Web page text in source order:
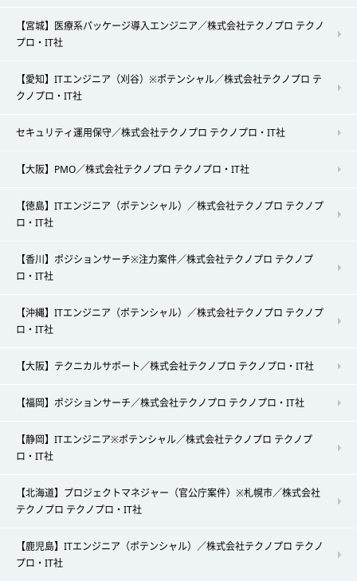
【宮城】医療系パッケージ導入エンジニア／株式会社テクノプロ テクノ
プロ・IT社
【愛知】ITエンジニア（刈谷）※ポテンシャル／株式会社テクノプロ テ
クノプロ・IT社
セキュリティ運用保守／株式会社テクノプロ テクノプロ・IT社
【大阪】PMO／株式会社テクノプロ テクノプロ・IT社
【徳島】ITエンジニア（ポテンシャル）／株式会社テクノプロ テクノプ
ロ・IT社
【香川】ポジションサーチ※注力案件／株式会社テクノプロ テクノプ
ロ・IT社
【沖縄】ITエンジニア（ポテンシャル）／株式会社テクノプロ テクノプ
ロ・IT社
【大阪】テクニカルサポート／株式会社テクノプロ テクノプロ・IT社
【福岡】ポジションサーチ／株式会社テクノプロ テクノプロ・IT社
【静岡】ITエンジニア※ポテンシャル／株式会社テクノプロ テクノプ
ロ・IT社
【北海道】プロジェクトマネジャー（官公庁案件）※札幌市／株式会社
テクノプロ テクノプロ・IT社
【鹿児島】ITエンジニア（ポテンシャル）／株式会社テクノプロ テクノ
プロ・IT社